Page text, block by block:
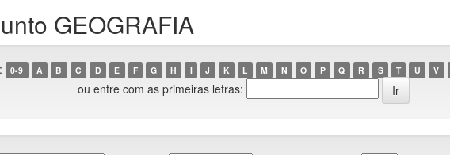
GEOGRAFIA
0-9 A B C D E F G H I J K L M N O P Q R S T U V
ou entre com as primeiras letras: